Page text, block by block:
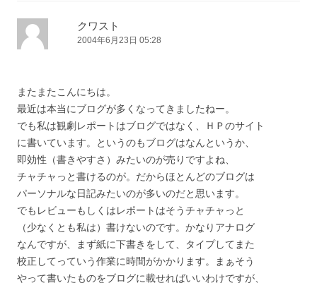
クワスト
2004年6月23日 05:28
またまたこんにちは。
最近は本当にブログが多くなってきましたねー。
でも私は観劇レポートはブログではなく、ＨＰのサイト
に書いています。というのもブログはなんというか、
即効性（書きやすさ）みたいのが売りですよね、
チャチャっと書けるのが。だからほとんどのブログは
パーソナルな日記みたいのが多いのだと思います。
でもレビューもしくはレポートはそうチャチャっと
（少なくとも私は）書けないのです。かなりアナログ
なんですが、まず紙に下書きをして、タイプしてまた
校正してっていう作業に時間がかかります。まぁそう
やって書いたものをブログに載せればいいわけですが、